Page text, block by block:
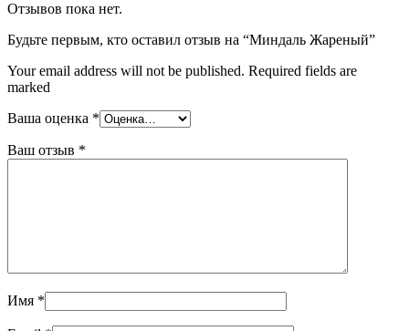
Отзывов пока нет.
Будьте первым, кто оставил отзыв на “Миндаль Жареный”
Your email address will not be published. Required fields are
marked
Ваша оценка *
Ваш отзыв *
Имя *